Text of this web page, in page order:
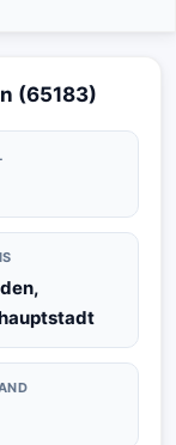
(65183)